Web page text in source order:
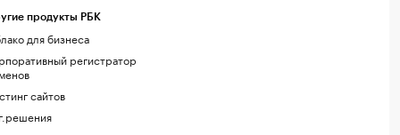
продукты РБК
для бизнеса
регистратор
сайтов